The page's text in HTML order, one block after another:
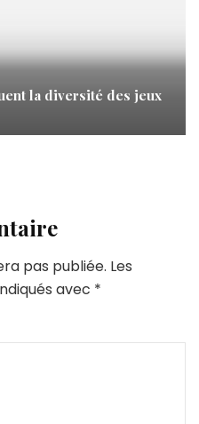
la diversité des jeux
pas publiée. Les
avec *